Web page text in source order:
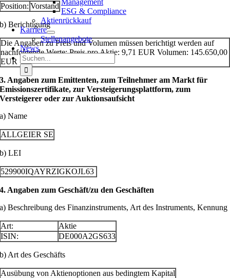
Management
ESG & Compliance
Aktienrückkauf
Karriere
Stellenangebote
News
Suche
nach:
Position: Vorstand
b) Berichtigung
Die Angaben zu Preis und Volumen müssen berichtigt werden auf
nachfolgende Werte: Preis pro Aktie: 9,71 EUR Volumen: 145.650,00
EUR
3. Angaben zum Emittenten, zum Teilnehmer am Markt für
Emissionszertifikate, zur Versteigerungsplattform, zum
Versteigerer oder zur Auktionsaufsicht
a) Name
ALLGEIER SE
b) LEI
529900IQAYRZIGKOJL63
4. Angaben zum Geschäft/zu den Geschäften
a) Beschreibung des Finanzinstruments, Art des Instruments, Kennung
Art:
Aktie
ISIN:
DE000A2GS633
b) Art des Geschäfts
Ausübung von Aktienoptionen aus bedingtem Kapital